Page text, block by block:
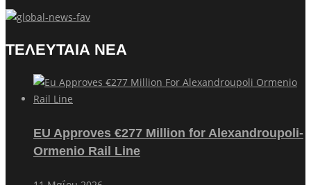
ΤΕΛΕΥΤΑΙΑ ΝΕΑ
EU Approves €277 Million for Alexandroupoli-
Ormenio Rail Line